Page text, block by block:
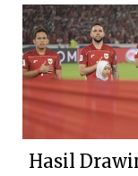
Hasil